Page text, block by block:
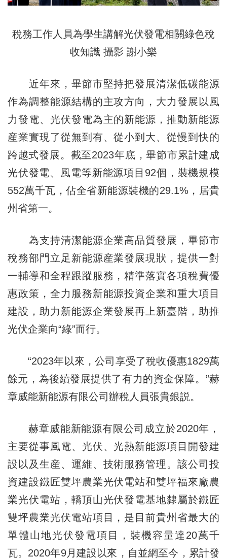
稅務工作人員為學生講解光伏發電相關綠色稅
收知識 攝影 謝小樂
近年來，畢節市堅持把發展清潔低碳能源
作為調整能源結構的主攻方向，大力發展以風
力發電、光伏發電為主的新能源，推動新能源
産業實現了從無到有、從小到大、從慢到快的
跨越式發展。截至2023年底，畢節市累計建成
光伏發電、風電等新能源項目92個，裝機規模
552萬千瓦，佔全省新能源裝機的29.1%，居貴
州省第一。
為支持清潔能源企業高品質發展，畢節市
稅務部門立足新能源産業發展現狀，提供一對
一輔導和全程跟蹤服務，精準落實各項稅費優
惠政策，全力服務新能源投資企業和重大項目
建設，助力新能源企業發展再上新臺階，助推
光伏企業向“綠”而行。
“2023年以來，公司享受了稅收優惠1829萬
餘元，為後續發展提供了有力的資金保障。”赫
章威能新能源有限公司辦稅人員張貴銀説。
赫章威能新能源有限公司成立於2020年，
主要從事風電、光伏、光熱新能源項目開發建
設以及生産、運維、技術服務管理。該公司投
資建設鐵匠雙坪農業光伏電站和雙坪福來廠農
業光伏電站，轎頂山光伏發電基地隸屬於鐵匠
雙坪農業光伏電站項目，是目前貴州省最大的
單體山地光伏發電項目，裝機容量達20萬千
瓦。2020年9月建設以來，自並網至今，累計發